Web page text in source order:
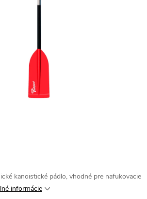
kanoistické pádlo, vhodné pre nafukovacie
informácie